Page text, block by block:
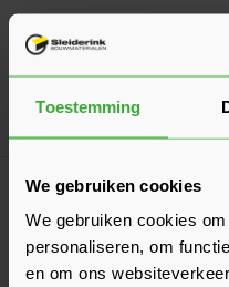
Toestemming
We gebruiken cookies
We gebruiken cookies
personaliseren, om
en om ons
Verkrijgbaar
Hier lees je de ervaringen
product. Hun feedback
van de kwaliteit en het